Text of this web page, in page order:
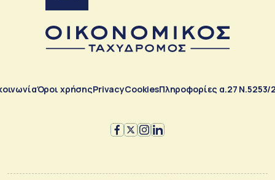
Όροι χρήσηςPrivacyCookiesΠληροφορίες α.27 Ν.5253/